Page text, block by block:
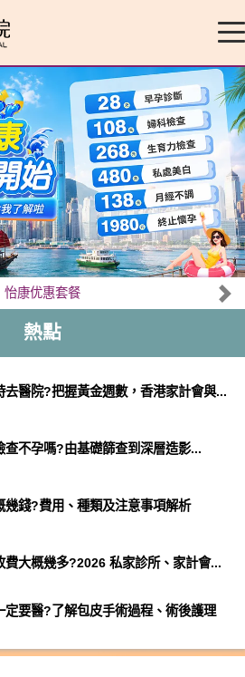
怡康优惠套餐
熱點
去醫院?把握黃金週數，香港家計會與...
查不孕嗎?由基礎篩查到深層造影...
幾錢?費用、種類及注意事項解析
費大概幾多?2026 私家診所、家計會...
定要醫?了解包皮手術過程、術後護理